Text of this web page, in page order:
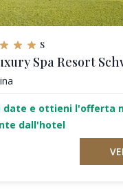
s
Spa Resort
date e ottieni l'offerta
dall'hotel